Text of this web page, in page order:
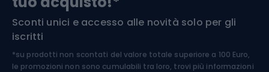
Medicina dello sport
Abbigliamento ciclistico
Sconti unici e accesso alle novità solo per gli
iscritti
*su prodotti non scontati del valore totale superiore a 100 Euro,
le promozioni non sono cumulabili tra loro, trovi più informazioni